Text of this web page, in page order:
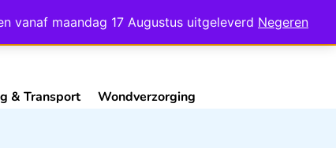
vanaf maandag 17 Augustus uitgeleverd Negeren
Account Contact
& Transport Wondverzorging